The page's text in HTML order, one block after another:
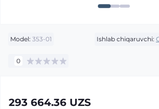
Model: 353-01 Ishlab chiqaruvchi:
0
293 664.36 UZS